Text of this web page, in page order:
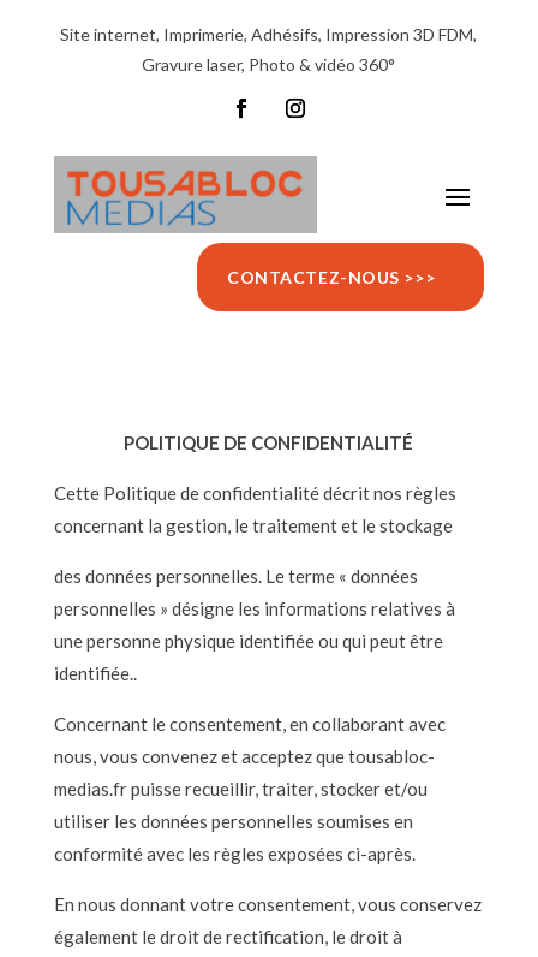
Site internet, Imprimerie, Adhésifs, Impression 3D FDM,
Gravure laser, Photo & vidéo 360°
CONTACTEZ-NOUS >>>
POLITIQUE DE CONFIDENTIALITÉ
Cette Politique de confidentialité décrit nos règles
concernant la gestion, le traitement et le stockage
des données personnelles. Le terme « données
personnelles » désigne les informations relatives à
une personne physique identifiée ou qui peut être
identifiée..
Concernant le consentement, en collaborant avec
nous, vous convenez et acceptez que tousabloc-
medias.fr puisse recueillir, traiter, stocker et/ou
utiliser les données personnelles soumises en
conformité avec les règles exposées ci-après.
En nous donnant votre consentement, vous conservez
également le droit de rectification, le droit à